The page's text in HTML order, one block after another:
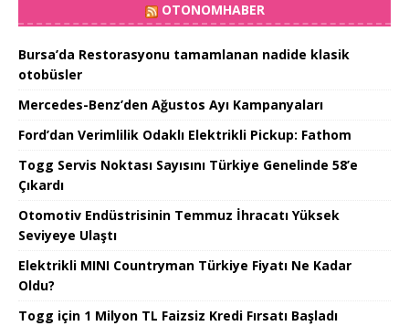
OTONOMHABER
Bursa’da Restorasyonu tamamlanan nadide klasik
otobüsler
Mercedes-Benz’den Ağustos Ayı Kampanyaları
Ford’dan Verimlilik Odaklı Elektrikli Pickup: Fathom
Togg Servis Noktası Sayısını Türkiye Genelinde 58’e
Çıkardı
Otomotiv Endüstrisinin Temmuz İhracatı Yüksek
Seviyeye Ulaştı
Elektrikli MINI Countryman Türkiye Fiyatı Ne Kadar
Oldu?
Togg için 1 Milyon TL Faizsiz Kredi Fırsatı Başladı